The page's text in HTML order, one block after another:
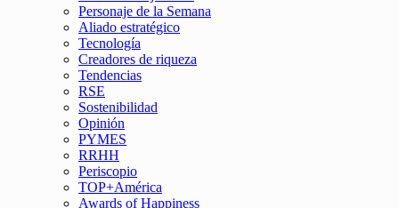
Personaje de la Semana
Aliado estratégico
Tecnología
Creadores de riqueza
Tendencias
RSE
Sostenibilidad
Opinión
PYMES
RRHH
Periscopio
TOP+América
Awards of Happiness